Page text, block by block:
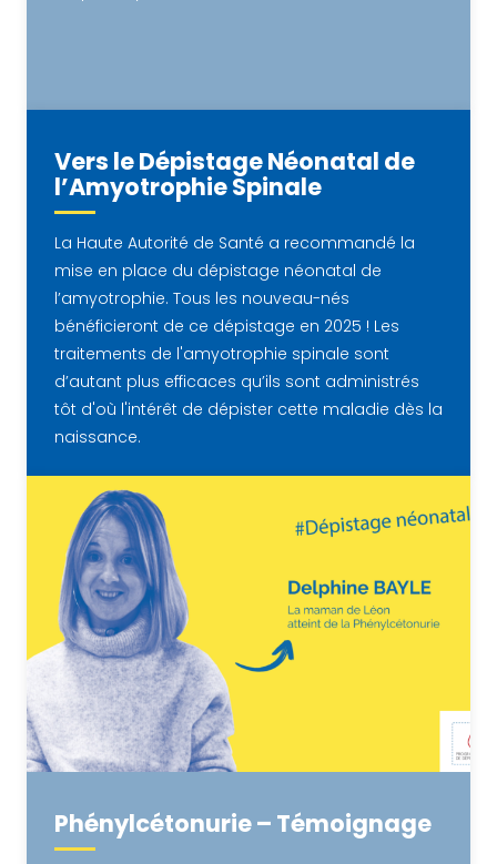
Vers le Dépistage Néonatal de
l’Amyotrophie Spinale
La Haute Autorité de Santé a recommandé la
mise en place du dépistage néonatal de
l’amyotrophie. Tous les nouveau-nés
bénéficieront de ce dépistage en 2025 ! Les
traitements de l'amyotrophie spinale sont
d’autant plus efficaces qu’ils sont administrés
tôt d'où l'intérêt de dépister cette maladie dès la
naissance.
Phénylcétonurie – Témoignage